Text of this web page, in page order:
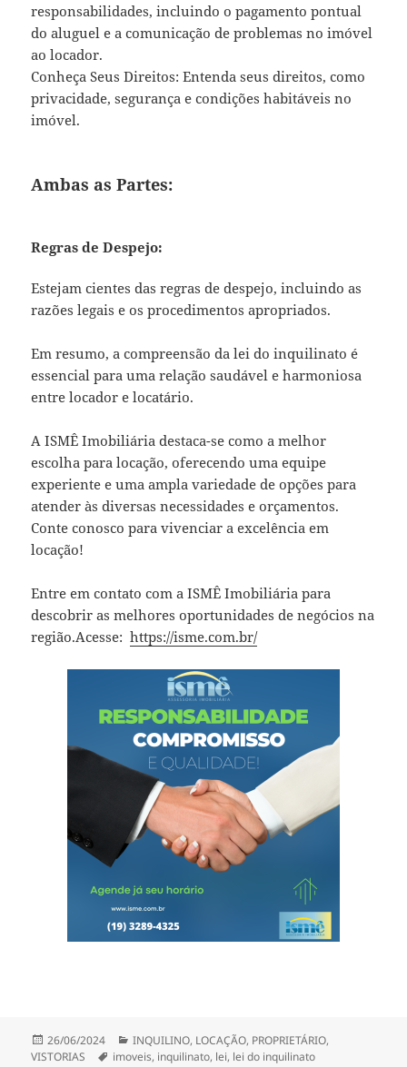
responsabilidades, incluindo o pagamento pontual
do aluguel e a comunicação de problemas no imóvel
ao locador.
Conheça Seus Direitos: Entenda seus direitos, como
privacidade, segurança e condições habitáveis no
imóvel.
Ambas as Partes:
Regras de Despejo:
Estejam cientes das regras de despejo, incluindo as
razões legais e os procedimentos apropriados.
Em resumo, a compreensão da lei do inquilinato é
essencial para uma relação saudável e harmoniosa
entre locador e locatário.
A ISMÊ Imobiliária destaca-se como a melhor
escolha para locação, oferecendo uma equipe
experiente e uma ampla variedade de opções para
atender às diversas necessidades e orçamentos.
Conte conosco para vivenciar a excelência em
locação!
Entre em contato com a ISMÊ Imobiliária para
descobrir as melhores oportunidades de negócios na
região.Acesse:https://isme.com.br/
Publicado
em
26/06/2024 Categorias
INQUILINO, LOCAÇÃO, PROPRIETÁRIO,
VISTORIAS
Tags
imoveis, inquilinato, lei, lei do inquilinato